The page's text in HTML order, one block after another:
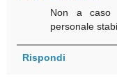
Non a caso
personale
Rispondi